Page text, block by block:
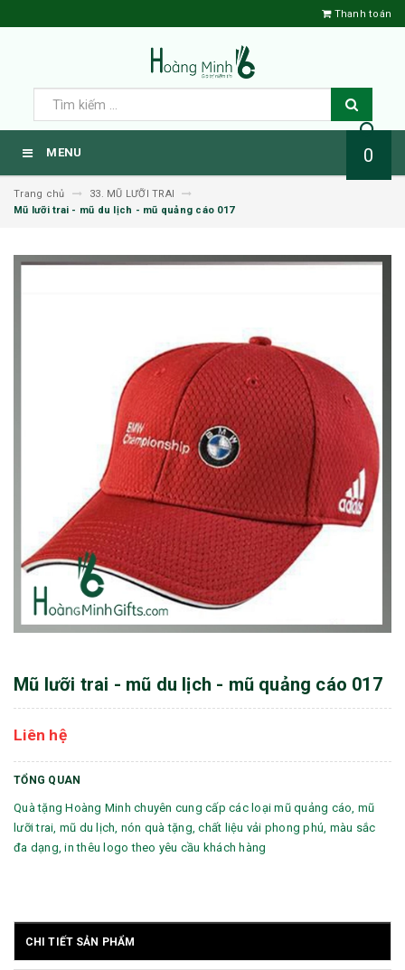
Thanh toán
MENU 0
Trang chủ
33. MŨ LƯỠI TRAI
Mũ lưỡi trai - mũ du lịch - mũ quảng cáo 017
Mũ lưỡi trai - mũ du lịch - mũ quảng cáo 017
Liên hệ
TỔNG QUAN
Quà tặng Hoàng Minh chuyên cung cấp các loại mũ quảng cáo, mũ
lưỡi trai, mũ du lịch, nón quà tặng, chất liệu vải phong phú, màu sắc
đa dạng, in thêu logo theo yêu cầu khách hàng
CHI TIẾT SẢN PHẨM